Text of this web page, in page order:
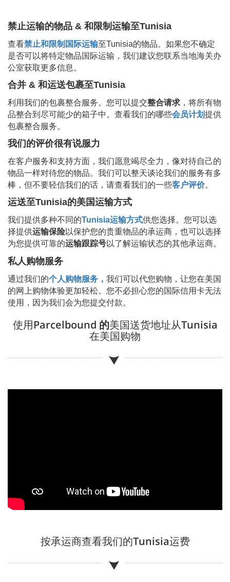
禁止运输的物品 & 和限制运输至Tunisia
查看禁止和限制国际运输至Tunisia的物品。如果您不确定
是否可以将特定物品国际运输，我们建议您联系当地海关办
公室获取更多信息。
合并 & 和运送包裹至Tunisia
利用我们的包裹整合服务。您可以提交整合请求 ，将所有物
品整合到尽可能少的箱子中。查看我们的哪些会员计划提供
包裹整合服务。
我们的评价很有说服力
在客户服务和支持方面，我们愿意竭尽全力，像对待自己的
物品一样对待您的物品。我们可以整天谈论我们的服务有多
棒，但不要轻信我们的话，请查看我们的一些客户评价。
运送至Tunisia的美国运输方式
我们提供多种不同的Tunisia运输方式供您选择。您可以选
择提供运输保险以保护您的贵重物品的承运商，也可以选择
为您提供可靠的运输跟踪号以了解运输状态的其他承运商。
私人购物服务
通过我们的个人购物服务， 我们可以代您购物，让您在美国
的网上购物体验更加轻松。您不必担心您的国际信用卡无法
使用，因为我们会为您提交付款。
使用Parcelbound 的美国送货地址从Tunisia
在美国购物
按承运商查看我们的Tunisia运费